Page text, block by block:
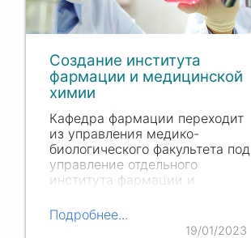
Создание института
фармации и медицинской
химии
Кафедра фармации переходит
из управления медико-
биологического факультета под
управление отдельного
института фармации и
Подробнее...
19/01/2023